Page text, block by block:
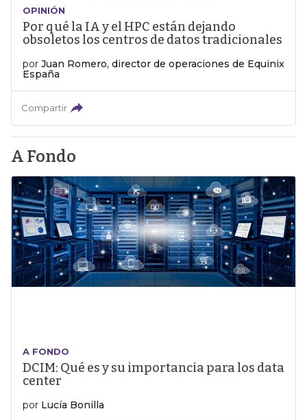
OPINIÓN
Por qué la IA y el HPC están dejando
obsoletos los centros de datos tradicionales
por Juan Romero, director de operaciones de Equinix
España
Compartir
A Fondo
A FONDO
DCIM: Qué es y su importancia para los data
center
por Lucía Bonilla